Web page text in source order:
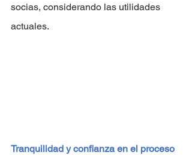
socias, considerando las utilidades
actuales.
Tranquilidad y confianza en el proceso